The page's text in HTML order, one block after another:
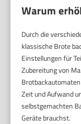
Warum
Durch die
klassische Brote
Einstellungen für
Zubereitung von
Zeit und Aufwand
selbstgemachten
Geräte brauchst.